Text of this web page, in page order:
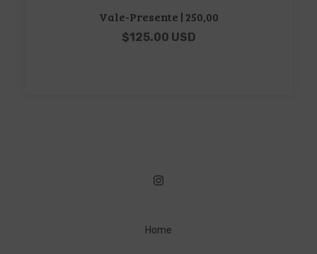
Vale-Presente | 250,00
$125.00 USD
Home